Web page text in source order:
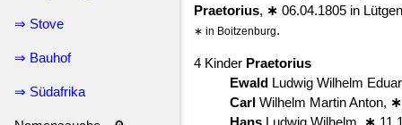
⇒ Stove
⇒ Bauhof
⇒ Südafrika
Praetorius, ∗ 06.04.1805 in
∗ in Boitzenburg.
4 Kinder Praetorius
Ewald Ludwig Wilhelm
Carl Wilhelm Martin Anton, ∗